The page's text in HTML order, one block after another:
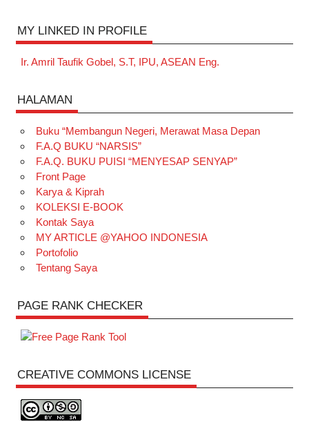
MY LINKED IN PROFILE
Ir. Amril Taufik Gobel, S.T, IPU, ASEAN Eng.
HALAMAN
Buku “Membangun Negeri, Merawat Masa Depan
F.A.Q BUKU “NARSIS”
F.A.Q. BUKU PUISI “MENYESAP SENYAP”
Front Page
Karya & Kiprah
KOLEKSI E-BOOK
Kontak Saya
MY ARTICLE @YAHOO INDONESIA
Portofolio
Tentang Saya
PAGE RANK CHECKER
CREATIVE COMMONS LICENSE